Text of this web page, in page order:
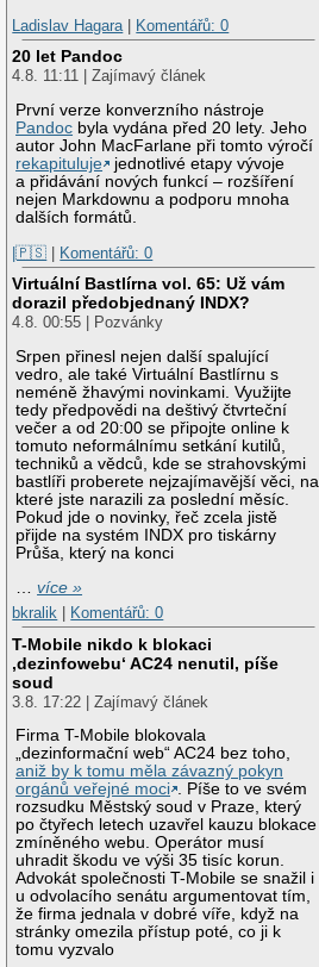
Ladislav Hagara | Komentářů: 0
20 let Pandoc
4.8. 11:11 | Zajímavý článek
První verze konverzního nástroje
Pandoc byla vydána před 20 lety. Jeho
autor John MacFarlane při tomto výročí
rekapituluje
jednotlivé etapy vývoje
a přidávání nových funkcí – rozšíření
nejen Markdownu a podporu mnoha
dalších formátů.
|🇵🇸 | Komentářů: 0
Virtuální Bastlírna vol. 65: Už vám
dorazil předobjednaný INDX?
4.8. 00:55 | Pozvánky
Srpen přinesl nejen další spalující
vedro, ale také Virtuální Bastlírnu s
neméně žhavými novinkami. Využijte
tedy předpovědi na deštivý čtvrteční
večer a od 20:00 se připojte online k
tomuto neformálnímu setkání kutilů,
techniků a vědců, kde se strahovskými
bastlíři proberete nejzajímavější věci, na
které jste narazili za poslední měsíc.
Pokud jde o novinky, řeč zcela jistě
přijde na systém INDX pro tiskárny
Průša, který na konci
…více »
bkralik
Komentářů: 0
T-Mobile nikdo k blokaci
‚dezinfowebu‘ AC24 nenutil, píše
soud
3.8. 17:22 | Zajímavý článek
Firma T-Mobile blokovala
„dezinformační web“ AC24 bez toho,
aniž by k tomu měla závazný pokyn
orgánů veřejné moci . Píše to ve svém
rozsudku Městský soud v Praze, který
po čtyřech letech uzavřel kauzu blokace
zmíněného webu. Operátor musí
uhradit škodu ve výši 35 tisíc korun.
Advokát společnosti T-Mobile se snažil i
u odvolacího senátu argumentovat tím,
že firma jednala v dobré víře, když na
stránky omezila přístup poté, co ji k
tomu vyzvalo